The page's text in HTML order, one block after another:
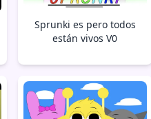
Sprunki es pero todos
están vivos V0